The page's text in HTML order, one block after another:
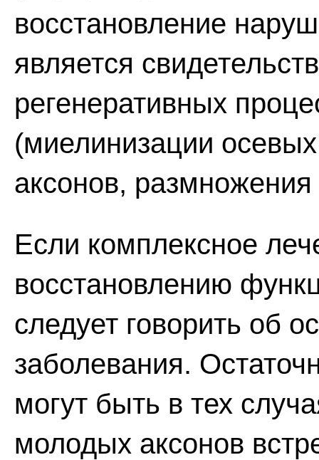
восстановление
является
регенеративных
(миелинизации
аксонов,
Если комплексное
восстановлению
следует говорить об
заболевания.
могут быть в тех
молодых аксонов